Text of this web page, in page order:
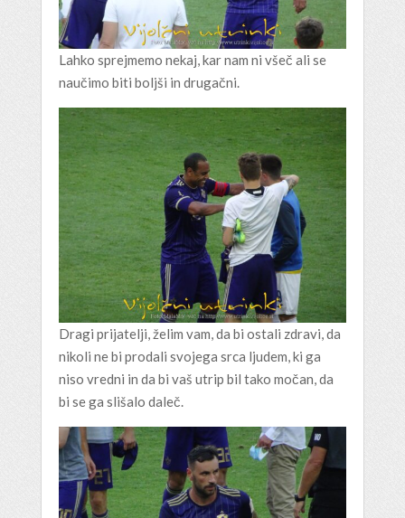
Lahko sprejmemo nekaj, kar nam ni všeč ali se
naučimo biti boljši in drugačni.
Dragi prijatelji, želim vam, da bi ostali zdravi, da
nikoli ne bi prodali svojega srca ljudem, ki ga
niso vredni in da bi vaš utrip bil tako močan, da
bi se ga slišalo daleč.